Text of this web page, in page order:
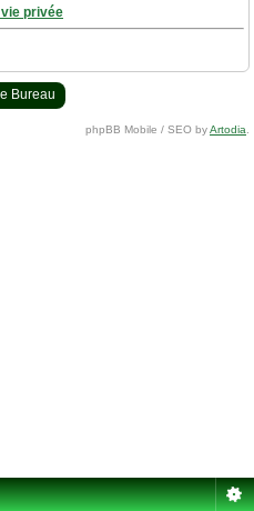
vie privée
Bureau
phpBB Mobile / SEO byArtodia